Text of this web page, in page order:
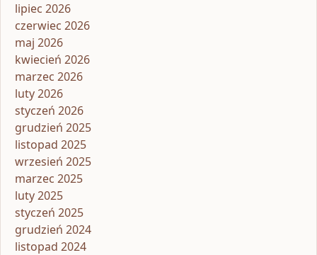
lipiec 2026
czerwiec 2026
maj 2026
kwiecień 2026
marzec 2026
luty 2026
styczeń 2026
grudzień 2025
listopad 2025
wrzesień 2025
marzec 2025
luty 2025
styczeń 2025
grudzień 2024
listopad 2024